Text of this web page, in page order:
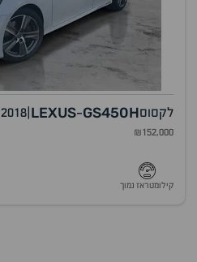
לקסוס LEXUS-GS450H
2018
₪152,000
קילומטראז נמוך